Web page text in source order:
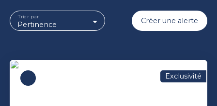
Pertinence
Trier par Créer une alerte
Exclusivité